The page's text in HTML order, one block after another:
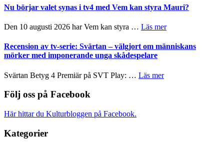
och
The
Edge
rolig
med
Nu börjar valet synas i tv4 med Vem kan styra Mauri?
Den 10 augusti 2026 har Vem kan styra … Läs merom
börjar
Recension av tv-serie: Svärtan – välgjort om människans
mörker med imponerande unga skådespelare
Svärtan Betyg 4 Premiär på SVT Play: … Läs merom
Följ oss på Facebook
Här hittar du Kulturbloggen på Facebook.
Kategorier